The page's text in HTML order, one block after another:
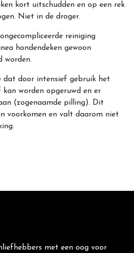
kort uitschudden en op een rek
Niet in de droger.
reiniging
hondendeken gewoon
worden.
dat door intensief gebruik het
worden opgeruwd en er
(zogenaamde pilling). Dit
voorkomen en valt daarom niet
met een oog voor